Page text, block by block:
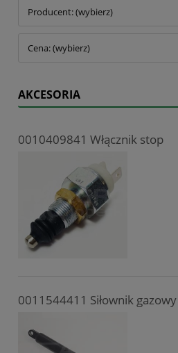
Producent: (wybierz)
Cena: (wybierz)
AKCESORIA
0010409841 Włącznik stop
0011544411 Siłownik gazowy